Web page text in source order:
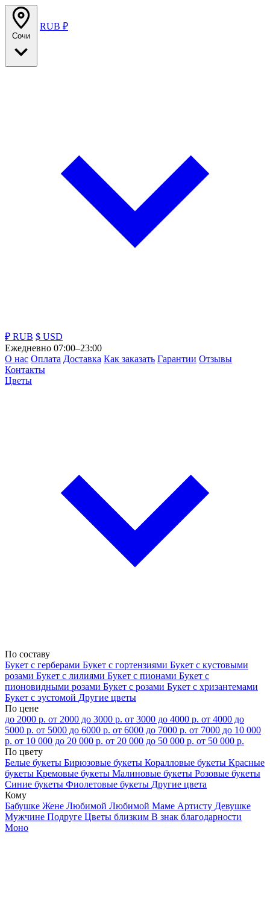
Сочи
RUB ₽
₽ RUB $ USD
Ежедневно 07:00–23:00
О нас Оплата Доставка Как заказать Гарантии Отзывы
Контакты
Цветы
По составу
Букет с герберами Букет с гортензиями Букет с кустовыми
розами Букет с лилиями Букет с пионами Букет с
пионовидными розами Букет с розами Букет с хризантемами
Букет с эустомой Другие цветы
По цене
до 2000 р. от 2000 до 3000 р. от 3000 до 4000 р. от 4000 до
5000 р. от 5000 до 6000 р. от 6000 до 7000 р. от 7000 до 10 000
р. от 10 000 до 20 000 р. от 20 000 до 50 000 р. от 50 000 р.
По цвету
Белые букеты Бирюзовые букеты Коралловые букеты Красные
букеты Кремовые букеты Малиновые букеты Розовые букеты
Синие букеты Фиолетовые букеты Другие цвета
Кому
Бабушке Жене Любимой Любимой Маме Артисту Девушке
Мужчине Подруге Цветы близким В знак благодарности
Моно